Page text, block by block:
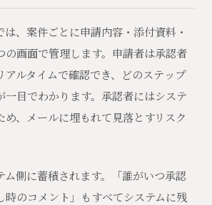
、案件ごとに申請内容・添付資料・
の画面で管理します。申請者は承認者
アルタイムで確認でき、どのステップ
一目でわかります。承認者にはシステ
め、メールに埋もれて見落とすリスク
ム側に蓄積されます。「誰がいつ承認
時のコメント」もすべてシステムに残